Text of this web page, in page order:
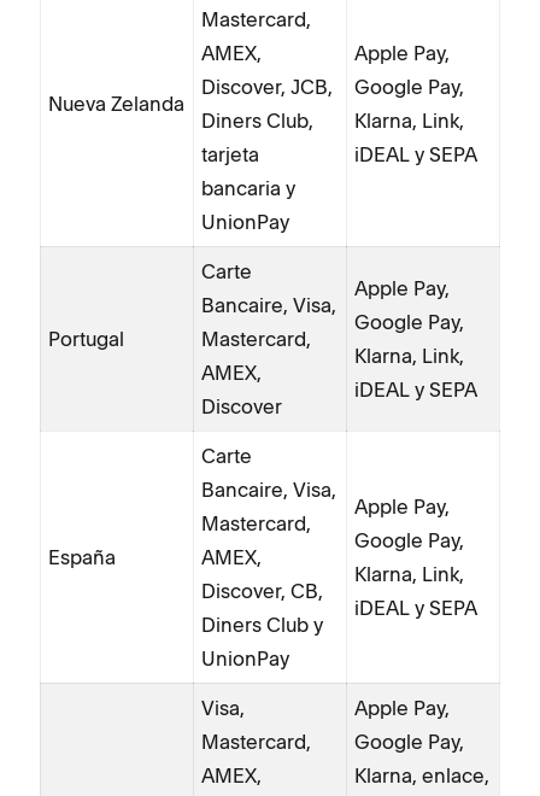
Nueva Zelanda
Mastercard,
AMEX,
Discover, JCB,
Diners Club,
tarjeta
bancaria y
UnionPay
Apple Pay,
Google Pay,
Klarna, Link,
iDEAL y SEPA
Portugal
Carte
Bancaire, Visa,
Mastercard,
AMEX,
Discover
Apple Pay,
Google Pay,
Klarna, Link,
iDEAL y SEPA
España
Carte
Bancaire, Visa,
Mastercard,
AMEX,
Discover, CB,
Diners Club y
UnionPay
Apple Pay,
Google Pay,
Klarna, Link,
iDEAL y SEPA
Visa,
Mastercard,
AMEX,
Apple Pay,
Google Pay,
Klarna, enlace,